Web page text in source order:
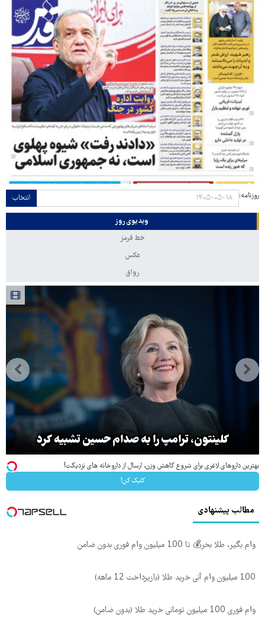
روزنامه: انتخاب
ویدیوی روز
خط قرمز
عکس
رواق
کلینتون، ترامپ را به صدام حسین تشبیه کرد
بهترین داروهای لاغری برای شروع کاهش وزن، ارسال از داروخانه های نزدیکت!
کلیک کن!
مطالب پیشنهادی
وام بگیر، طلا بخر💰 تا 100 میلیون وام فوری بدون ضامن
100 میلیون وام آنی خرید طلا (بازپرداخت 12 ماهه)
وام فوری 100 میلیون تومانی خرید طلا (بدون ضامن)